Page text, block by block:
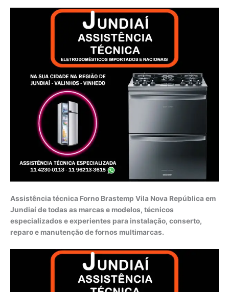
Assistência técnica Forno Brastemp Vila Nova República em
Jundiaí de todas as marcas e modelos, técnicos
especializados e experientes para instalação, conserto,
reparo e manutenção de fornos multimarcas.